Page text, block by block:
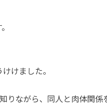
けました。
りながら、同人と肉体関